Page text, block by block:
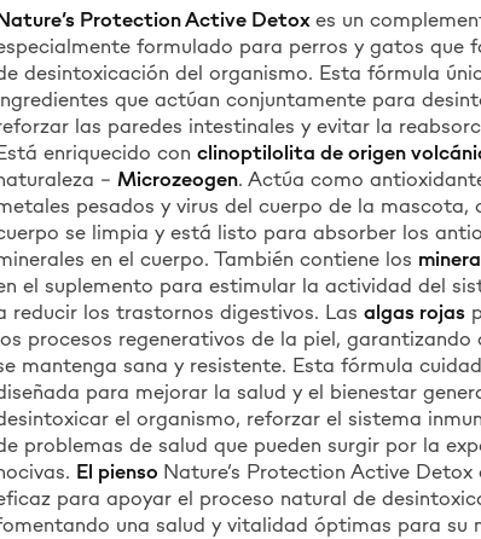
Protection Active Detoxes un
formulado para perros y gatos que
desintoxicación del organismo. Esta fórmula
que actúan conjuntamente para
las paredes intestinales y evitar la
enriquecido con clinoptilolita de origen
– Microzeogen. Actúa como
pesados y virus del cuerpo de la mascota,
se limpia y está listo para absorber los
en el cuerpo. También contiene los
el suplemento para estimular la actividad del
reducir los trastornos digestivos. Las algas rojas
procesos regenerativos de la piel,
mantenga sana y resistente. Esta fórmula
para mejorar la salud y el bienestar
el organismo, reforzar el sistema
problemas de salud que pueden surgir por la
El pienso Nature’s Protection Active
para apoyar el proceso natural de
una salud y vitalidad óptimas para su